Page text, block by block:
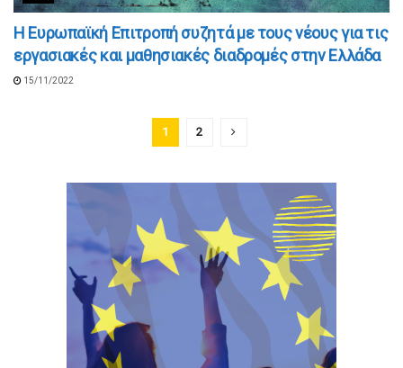
H Ευρωπαϊκή Επιτροπή συζητά με τους νέους για τις
εργασιακές και μαθησιακές διαδρομές στην Ελλάδα
15/11/2022
1 2